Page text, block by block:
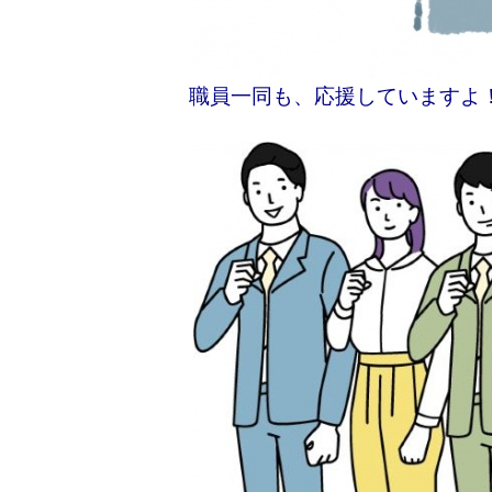
職員一同も、応援していますよ